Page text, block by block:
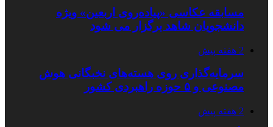
مسابقه عکاسی «پیاده‌روی اربعین» ویژه
دانشجویان شاهد برگزار می شود
2 هفته پیش
سرمایه‌گذاری روی هسته‌های نخبگانی هوش
مصنوعی و ۵ حوزه راهبردی کشور
2 هفته پیش